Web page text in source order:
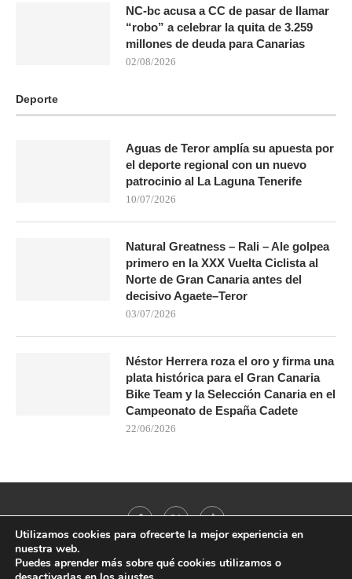
NC-bc acusa a CC de pasar de llamar
“robo” a celebrar la quita de 3.259
millones de deuda para Canarias
02/08/2026
Deporte
Aguas de Teror amplía su apuesta por
el deporte regional con un nuevo
patrocinio al La Laguna Tenerife
10/07/2026
Natural Greatness – Rali – Ale golpea
primero en la XXX Vuelta Ciclista al
Norte de Gran Canaria antes del
decisivo Agaete–Teror
03/07/2026
Néstor Herrera roza el oro y firma una
plata histórica para el Gran Canaria
Bike Team y la Selección Canaria en el
Campeonato de España Cadete
22/06/2026
Utilizamos cookies para ofrecerte la mejor experiencia en
nuestra web.
Puedes aprender más sobre qué cookies utilizamos o